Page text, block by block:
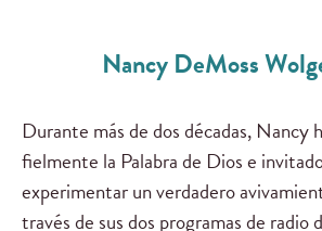
Nancy DeMoss
Durante más de dos décadas, Nancy
fielmente la Palabra de Dios e
experimentar un verdadero
través de sus dos programas de radio